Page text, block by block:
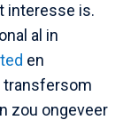
interesse is.
al in
en
transfersom
zou ongeveer